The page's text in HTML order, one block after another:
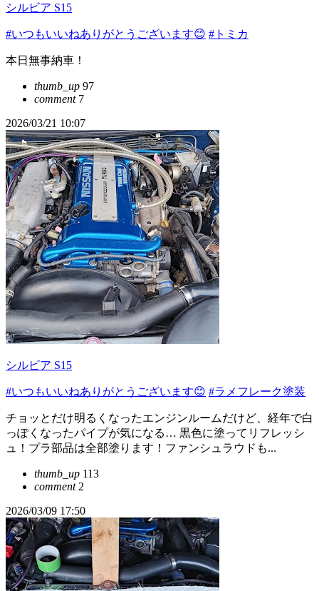
シルビア S15
#いつもいいねありがとうございます😊 #トミカ
本日無事納車！
thumb_up 97
comment7
2026/03/21 10:07
シルビア S15
#いつもいいねありがとうございます😊 #ラメフレーク塗装
チョッとだけ明るくなったエンジンルームだけど、経年で白
っぽくなったパイプが気になる… 黒色に塗ってリフレッシ
ュ！プラ部品は全部塗ります！ファンシュラウドも...
thumb_up 113
comment2
2026/03/09 17:50